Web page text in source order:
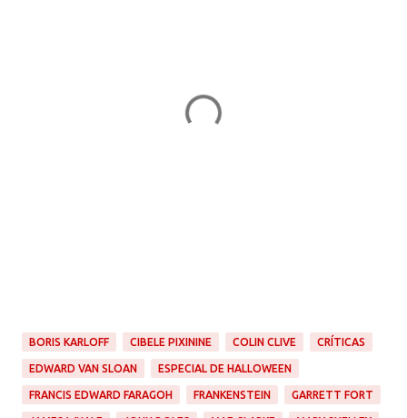
BORIS KARLOFF CIBELE PIXININE COLIN CLIVE CRÍTICAS
EDWARD VAN SLOAN ESPECIAL DE HALLOWEEN
FRANCIS EDWARD FARAGOH FRANKENSTEIN GARRETT FORT